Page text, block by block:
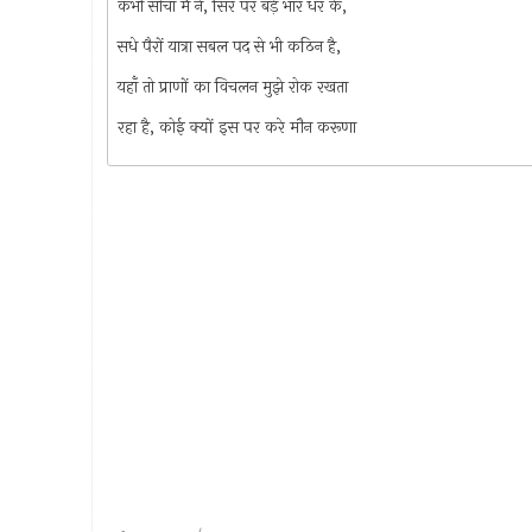
कभी सोचा मैं ने, सिर पर बड़े भार धर के,
सधे पैरों यात्रा सबल पद से भी कठिन है,
यहाँ तो प्राणों का विचलन मुझे रोक रखता
रहा है, कोई क्यों इस पर करे मौन करूणा